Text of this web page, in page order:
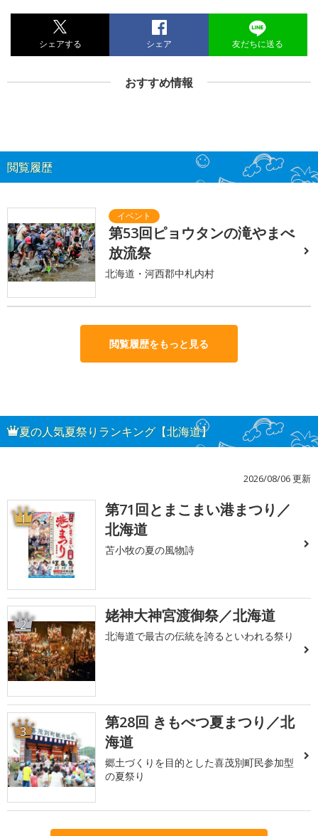
シェアする シェア 友だちに送る
おすすめ情報
閲覧履歴
第53回ピョウタンの滝やまべ
放流祭
北海道・河西郡中札内村
閲覧履歴をもっと見る
夏の人気夏祭りランキング【北海道】
2026/08/06 更新
1
第71回とまこまい港まつり／
北海道
苫小牧の夏の風物詩
2 姥神大神宮渡御祭／北海道
北海道で最古の伝統を誇るといわれる祭り
3
第28回 きもべつ夏まつり／北
海道
郷土づくりを目的とした喜茂別町民参加型
の夏祭り